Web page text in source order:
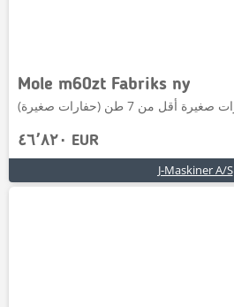
Mole m60zt Fabriks ny
٤٦٬٨٢٠ EUR
J-Maskiner A/S